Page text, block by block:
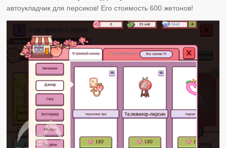
автоукладчик для персиков! Его стоимость 600 жетонов!